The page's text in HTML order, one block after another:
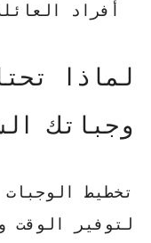
أفراد
لماذا
وجباتك
تخطيط
لتوفير الوقت